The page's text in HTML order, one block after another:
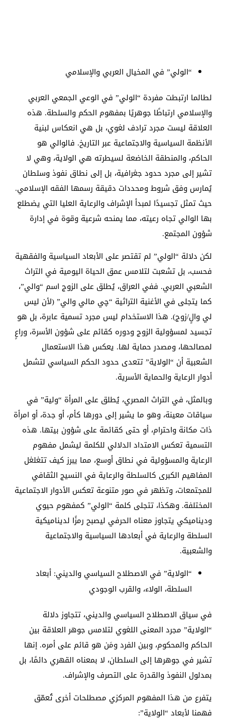
“الولي” في المخيال العربي والإسلامي
لطالما ارتبطت مفردة “الولي” في الوعي الجمعي العربي
والإسلامي ارتباطًا جوهريًا بمفهوم الحكم والسلطة. هذه
العلاقة ليست مجرد ترادف لغوي، بل هي انعكاس لبنية
الأنظمة السياسية والاجتماعية عبر التاريخ. فالوالي هو
الحاكم، والمنطقة الخاضعة لسيطرته هي الولاية، وهي لا
تشير إلى مجرد حدود جغرافية، بل إلى نطاق نفوذ وسلطان
يُمارس وفق شروط ومحددات دقيقة رسمها الفقه الإسلامي.
حيث تمثل تجسيدًا لمبدأ الإشراف والرعاية العليا التي يضطلع
بها الوالي تجاه رعيته، مما يمنحه شرعية وقوة في إدارة
شؤون المجتمع.
لكن دلالة “الولي” لم تقتصر على الأبعاد السياسية والفقهية
فحسب، بل تشعبت لتلامس عمق الحياة اليومية في التراث
الشعبي العربي. ففي العراق، يُطلق على الزوج اسم “والي”،
كما يتجلى في الأغنية التراثية “چي مالي والي” (لأن ليس
لي والٍ/زوج). هذا الاستخدام ليس مجرد تسمية عابرة، بل هو
تجسيد لمسؤولية الزوج ودوره كقائم على شؤون الأسرة، وراعٍ
لمصالحها، ومصدر حماية لها. يعكس هذا الاستعمال
الشعبية أن “الولاية” تتعدى حدود الحكم السياسي لتشمل
أدوار الرعاية والحماية الأسرية.
وبالمثل، في التراث المصري، يُطلق على المرأة “ولية” في
سياقات معينة، وهو ما يشير إلى دورها كأم، أو جدة، أو امرأة
ذات مكانة واحترام، أو حتى كقائمة على شؤون بيتها. هذه
التسمية تعكس الامتداد الدلالي للكلمة ليشمل مفهوم
الرعاية والمسؤولية في نطاق أوسع، مما يبرز كيف تتغلغل
المفاهيم الكبرى كالسلطة والرعاية في النسيج الثقافي
للمجتمعات، وتظهر في صور متنوعة تعكس الأدوار الاجتماعية
المختلفة. وهكذا، تتجلى كلمة “الولي” كمفهوم حيوي
وديناميكي يتجاوز معناه الحرفي ليصبح رمزًا لديناميكية
السلطة والرعاية في أبعادها السياسية والاجتماعية
والشعبية.
“الولاية” في الاصطلاح السياسي والديني: أبعاد
السلطة، الولاء، والقرب الوجودي
في سياق الاصطلاح السياسي والديني، تتجاوز دلالة
“الولاية” مجرد المعنى اللغوي لتلامس جوهر العلاقة بين
الحاكم والمحكوم، وبين الفرد ومَن هو قائم على أمره. إنها
تشير في جوهرها إلى السلطان، لا بمعناه القهري دائمًا، بل
بمدلول النفوذ والقدرة على التصرف والإشراف.
يتفرع من هذا المفهوم المركزي مصطلحات أخرى تُعمّق
فهمنا لأبعاد “الولاية”: